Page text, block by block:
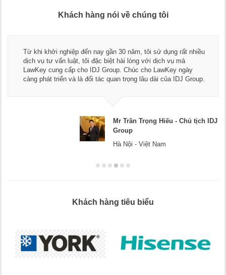
Khách hàng nói về chúng tôi
tôi sử dụng rất nhiều
với dịch vụ mà
cho LawKey ngày
lâu dài của IDJ Group.
Trọng Hiếu - Chủ tịch IDJ
Thay mặt Công ty Dương Cafe, tôi
ngũ luật sư, kế toán của LawKey.
dụng dịch vụ tư vấn pháp luật và
Chúc các bạn phát triển hơn, phục
Khách hàng tiêu biểu